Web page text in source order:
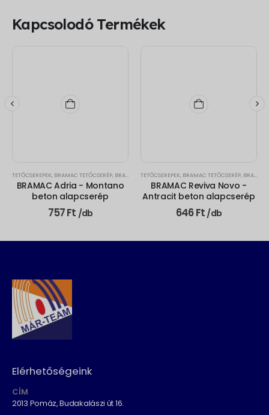
Kapcsolodó Termékek
TETŐCSEREPEK, BRAMAC TETŐCSERÉP, BRAMAC ADRIA
BRAMAC Adria - Montano
beton alapcserép
757Ft /db
TETŐCSEREPEK, BRAMAC TETŐCSERÉP, BRAMAC REVIVA
BRAMAC Reviva Novo -
Antracit beton alapcserép
646Ft /db
Elérhetőségeink
CÍM
2013 Pomáz, Budakalászi út 16.